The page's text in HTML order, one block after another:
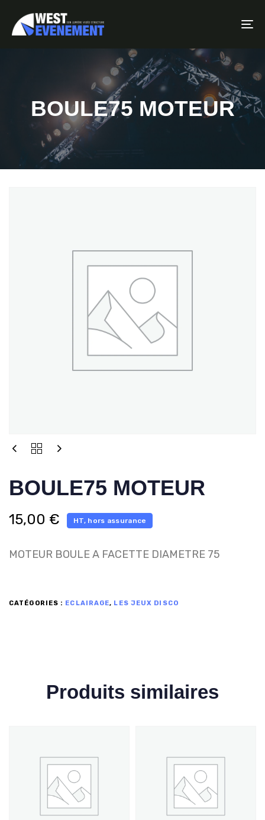
BOULE75 MOTEUR
BOULE75 MOTEUR
15,00 € HT, hors assurance
MOTEUR BOULE A FACETTE DIAMETRE 75
CATÉGORIES : ECLAIRAGE, LES JEUX DISCO
Produits similaires